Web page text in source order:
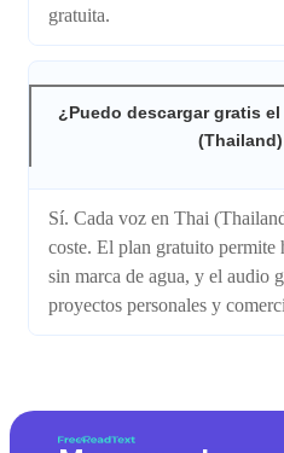
gratuita.
¿Puedo descargar gratis
Sí. Cada voz en Thai
coste. El plan gratuito permite
sin marca de agua, y el audio
proyectos personales y